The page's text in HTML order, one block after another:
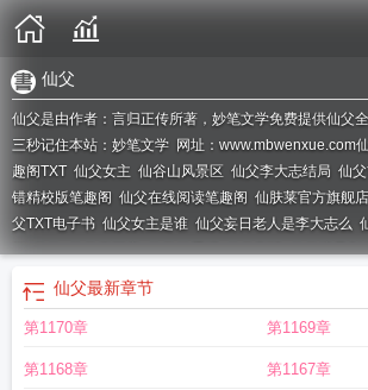
仙父
仙父是由作者：言归正传所著，妙笔文学免费提供仙父全
三秒记住本站：妙笔文学 网址：www.mbwenxue.com
趣阁TXT 仙父女主 仙谷山风景区 仙父李大志结局 仙
错精校版笔趣阁 仙父在线阅读笔趣阁 仙肤莱官方旗舰店
父TXT电子书 仙父女主是谁 仙父妄日老人是李大志么
阁仙欲仙父李平安仙父好看吗仙父剧情仙父境界
传笔趣阁 仙父和师兄联动剧情详细介绍
人物介绍
归正传 仙父
仙父百科
图仙父 言归正传 仙父几个女主 仙父TXT
仙父最新章节
第1170章 第1169章
第1168章 第1167章